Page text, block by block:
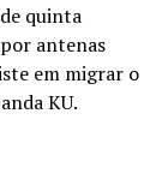
quinta
antenas
em migrar o
KU.